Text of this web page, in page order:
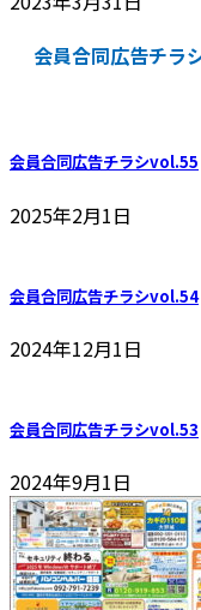
会員合同広告チラ
会員合同広告チラシvol.55
2025年2月1日
会員合同広告チラシvol.54
2024年12月1日
会員合同広告チラシvol.53
2024年9月1日